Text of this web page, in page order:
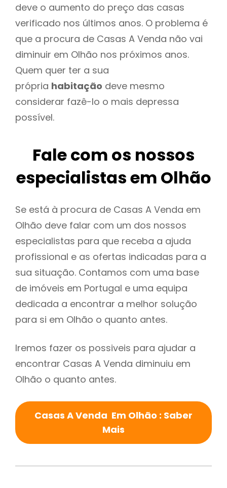
deve o aumento do preço das casas
verificado nos últimos anos. O problema é
que a procura de Casas A Venda não vai
diminuir em Olhão nos próximos anos.
Quem quer ter a sua
própria habitação deve mesmo
considerar fazê-lo o mais depressa
possível.
Fale com os nossos
especialistas em Olhão
Se está à procura de Casas A Venda em
Olhão deve falar com um dos nossos
especialistas para que receba a ajuda
profissional e as ofertas indicadas para a
sua situação. Contamos com uma base
de imóveis em Portugal e uma equipa
dedicada a encontrar a melhor solução
para si em Olhão o quanto antes.
Iremos fazer os possiveis para ajudar a
encontrar Casas A Venda diminuiu em
Olhão o quanto antes.
Casas A Venda Em Olhão : Saber
Mais